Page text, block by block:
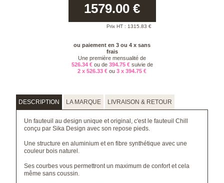
1579.00 €
Prix HT : 1315.83 €
ou paiement en 3 ou 4 x sans
frais
Une première mensualité de
526.34 € ou de 394.75 € suivie de
2 x 526.33 € ou 3 x 394.75 €
DESCRIPTION LA MARQUE LIVRAISON & RETOUR
Un fauteuil au design unique et original, c'est le fauteuil Chill
conçu par Sika Design avec son repose pieds.
Une structure en aluminium et en fibre synthétique avec une
couleur bois naturel.
Ses courbes vous permettront un maximum de confort et cela
même sans coussin.